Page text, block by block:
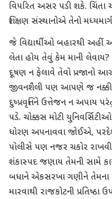
વિપરિત અસર પડી શકે. ચિંતા
શિક્ષણ સંસ્થાનોએ તેનો
જે વિદ્યાર્થીઓ બહારથી
લેતા હોય તેવું કેમ માની
દૂષણ ન ફેલાવે તેવો પ્રજાનો
જીવનશૈલી પણ આપણે જ નક્કી
દુષ્પ્રવૃત્તિને ઉત્તેજન ન અપાય
પડે. ચોક્કસ મોટી
ધોરણ અપનાવવા જોઈએ,
પોલીસે પણ નજર ચકોર
શંકાસ્પદ જણાય તેમની સામે
બધાને એકસરખા ગણીને તેમના
મારવાથી રાજકોટની